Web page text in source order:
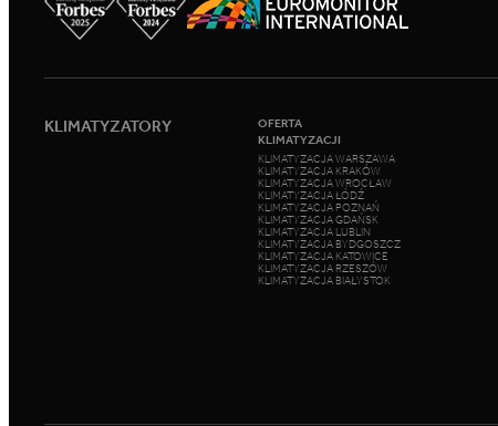
KLIMATYZATORY
OFERTA
KLIMATYZACJI
KLIMATYZACJA WARSZAWA
KLIMATYZACJA KRAKÓW
KLIMATYZACJA WROCŁAW
KLIMATYZACJA ŁÓDŹ
KLIMATYZACJA POZNAŃ
KLIMATYZACJA GDAŃSK
KLIMATYZACJA LUBLIN
KLIMATYZACJA BYDGOSZCZ
KLIMATYZACJA KATOWICE
KLIMATYZACJA RZESZÓW
KLIMATYZACJA BIAŁYSTOK